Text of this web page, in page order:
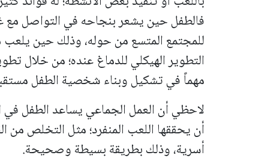
فالطفل حين يشعر بنجاحه في التواصل مع
للمجتمع المتسع من حوله، وذلك حين
التطوير الهيكلي للدماغ عنده؛ من خلال
مهماً في تشكيل وبناء شخصية الطفل
لاحظي أن العمل الجماعي يساعد الطفل
أن يحققها اللعب المنفرد؛ مثل التخلص من
أسرية، وذلك بطريقة بسيطة وصحيحة.